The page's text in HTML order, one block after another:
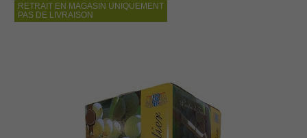
RETRAIT EN MAGASIN UNIQUEMENT
PAS DE LIVRAISON